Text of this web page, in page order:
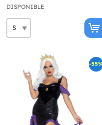
DISPONIBLE
-